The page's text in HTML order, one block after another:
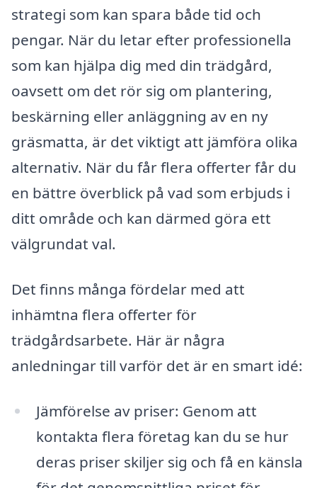
strategi som kan spara både tid och
pengar. När du letar efter professionella
som kan hjälpa dig med din trädgård,
oavsett om det rör sig om plantering,
beskärning eller anläggning av en ny
gräsmatta, är det viktigt att jämföra olika
alternativ. När du får flera offerter får du
en bättre överblick på vad som erbjuds i
ditt område och kan därmed göra ett
välgrundat val.
Det finns många fördelar med att
inhämtna flera offerter för
trädgårdsarbete. Här är några
anledningar till varför det är en smart idé:
Jämförelse av priser: Genom att
kontakta flera företag kan du se hur
deras priser skiljer sig och få en känsla